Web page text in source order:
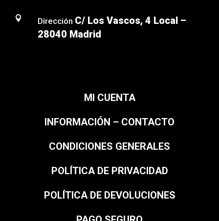
 Dirección C/ Los Vascos, 4 Local –
28040 Madrid
MI CUENTA
INFORMACIÓN – CONTACTO
CONDICIONES GENERALES
POLÍTICA DE PRIVACIDAD
POLÍTICA DE DEVOLUCIONES